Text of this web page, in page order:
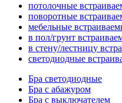
потолочные
поворотные
мебельные
в пол/грунт
в стену/лестницу
светодиодные
Бра светодиодные
Бра с абажуром
Бра с выключателем